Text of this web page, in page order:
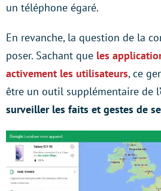
un téléphone égaré.
En revanche, la question de la
poser. Sachant que les
activement les utilisateurs, ce
être un outil supplémentaire de
surveiller les faits et gestes de